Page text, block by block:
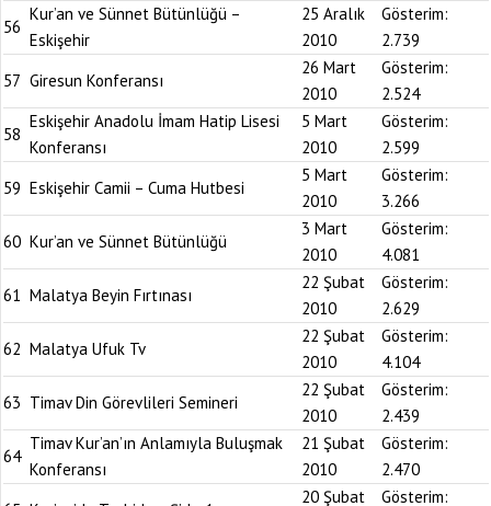
56
Kur’an ve Sünnet Bütünlüğü –
Eskişehir
25 Aralık
2010
Gösterim:
2.739
57 Giresun Konferansı
26 Mart
2010
Gösterim:
2.524
58
Eskişehir Anadolu İmam Hatip Lisesi
Konferansı
5 Mart
2010
Gösterim:
2.599
59 Eskişehir Camii – Cuma Hutbesi
5 Mart
2010
Gösterim:
3.266
60 Kur’an ve Sünnet Bütünlüğü
3 Mart
2010
Gösterim:
4.081
61 Malatya Beyin Fırtınası
22 Şubat
2010
Gösterim:
2.629
62 Malatya Ufuk Tv
22 Şubat
2010
Gösterim:
4.104
63 Timav Din Görevlileri Semineri
22 Şubat
2010
Gösterim:
2.439
64
Timav Kur’an’ın Anlamıyla Buluşmak
Konferansı
21 Şubat
2010
Gösterim:
2.470
20 Şubat
Gösterim: